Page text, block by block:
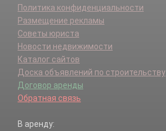
Политика конфиденциальности
Размещение рекламы
Советы юриста
Новости недвижимости
Каталог сайтов
Доска объявлений по строительству
Договор аренды
Обратная связь
В аренду: